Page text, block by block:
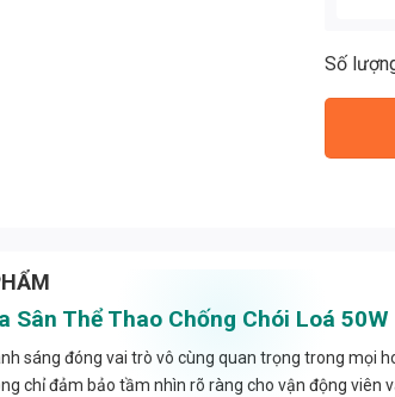
Đèn
Sân Thể Thao Chống Chói Loá
sáng đóng vai trò vô cùng quan trọng trong mọi
chỉ đảm bảo tầm nhìn rõ ràng cho vận động viên